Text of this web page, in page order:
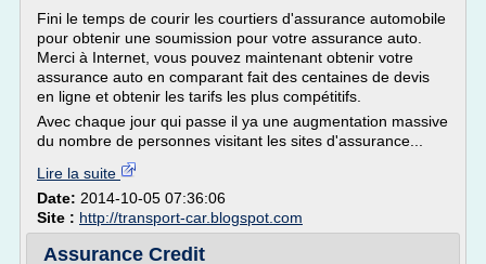
Fini le temps de courir les courtiers d'assurance automobile
pour obtenir une soumission pour votre assurance auto.
Merci à Internet, vous pouvez maintenant obtenir votre
assurance auto en comparant fait des centaines de devis
en ligne et obtenir les tarifs les plus compétitifs.
Avec chaque jour qui passe il ya une augmentation massive
du nombre de personnes visitant les sites d'assurance...
Lire la suite
Date: 2014-10-05 07:36:06
Site : http://transport-car.blogspot.com
Assurance Credit